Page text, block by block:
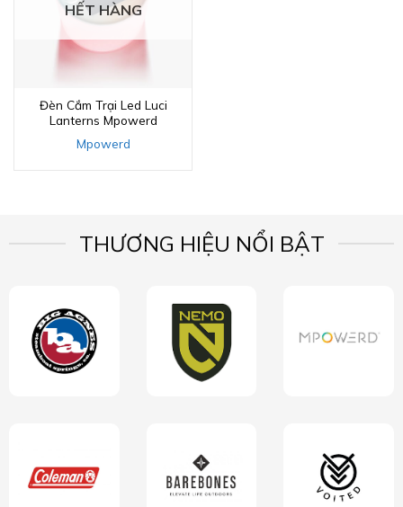
HẾT HÀNG
Đèn Cắm Trại Led Luci
Lanterns Mpowerd
Mpowerd
THƯƠNG HIỆU NỔI BẬT